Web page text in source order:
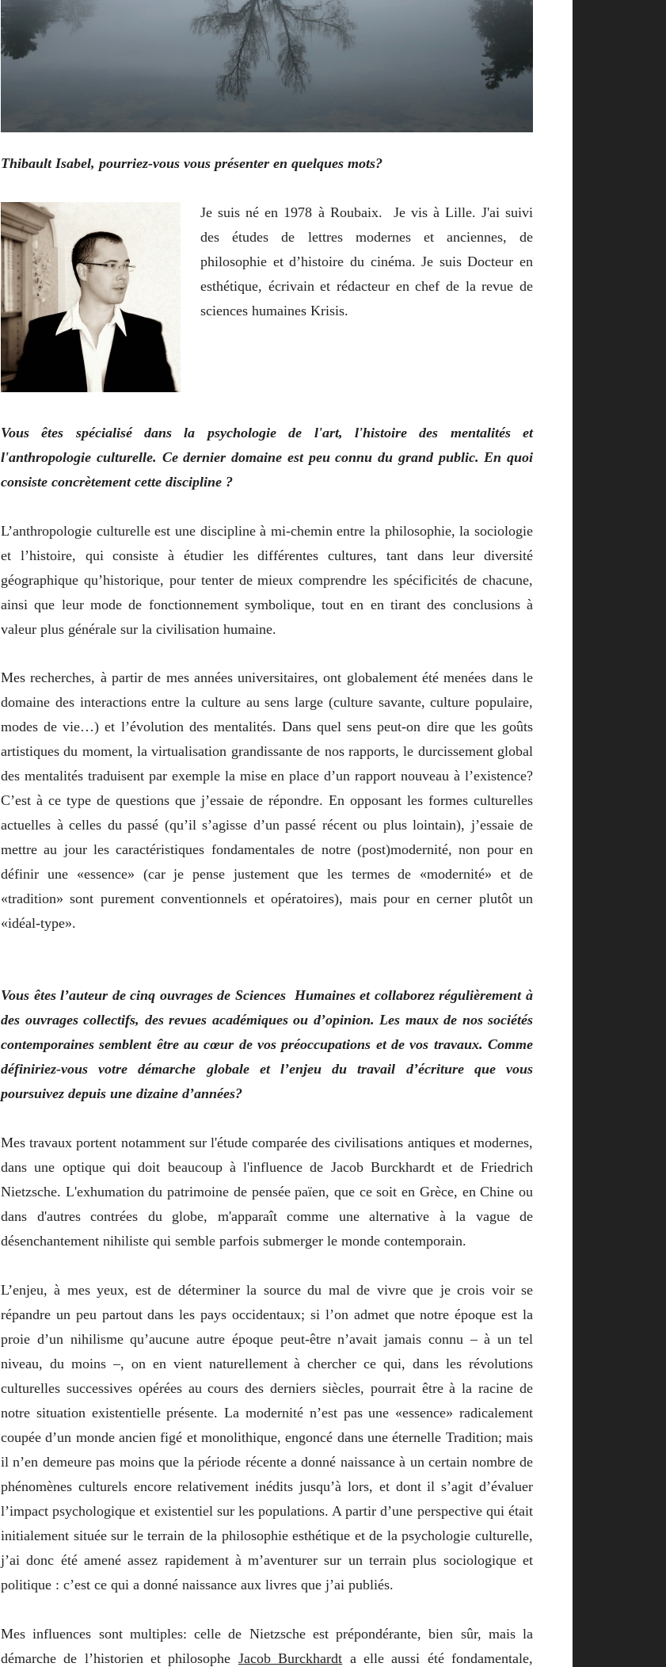
Thibault Isabel, pourriez-vous vous présenter en quelques mots?
Je suis né en 1978 à Roubaix. Je vis à Lille. J'ai suivi
des études de lettres modernes et anciennes, de
philosophie et d’histoire du cinéma. Je suis Docteur en
esthétique, écrivain et rédacteur en chef de la revue de
sciences humaines Krisis.
Vous êtes spécialisé dans la psychologie de l'art, l'histoire des mentalités et
l'anthropologie culturelle. Ce dernier domaine est peu connu du grand public. En quoi
consiste concrètement cette discipline ?
L’anthropologie culturelle est une discipline à mi-chemin entre la philosophie, la sociologie
et l’histoire, qui consiste à étudier les différentes cultures, tant dans leur diversité
géographique qu’historique, pour tenter de mieux comprendre les spécificités de chacune,
ainsi que leur mode de fonctionnement symbolique, tout en en tirant des conclusions à
valeur plus générale sur la civilisation humaine.
Mes recherches, à partir de mes années universitaires, ont globalement été menées dans le
domaine des interactions entre la culture au sens large (culture savante, culture populaire,
modes de vie…) et l’évolution des mentalités. Dans quel sens peut-on dire que les goûts
artistiques du moment, la virtualisation grandissante de nos rapports, le durcissement global
des mentalités traduisent par exemple la mise en place d’un rapport nouveau à l’existence?
C’est à ce type de questions que j’essaie de répondre. En opposant les formes culturelles
actuelles à celles du passé (qu’il s’agisse d’un passé récent ou plus lointain), j’essaie de
mettre au jour les caractéristiques fondamentales de notre (post)modernité, non pour en
définir une «essence» (car je pense justement que les termes de «modernité» et de
«tradition» sont purement conventionnels et opératoires), mais pour en cerner plutôt un
«idéal-type».
Vous êtes l’auteur de cinq ouvrages de Sciences Humaines et collaborez régulièrement à
des ouvrages collectifs, des revues académiques ou d’opinion. Les maux de nos sociétés
contemporaines semblent être au cœur de vos préoccupations et de vos travaux. Comme
définiriez-vous votre démarche globale et l’enjeu du travail d’écriture que vous
poursuivez depuis une dizaine d’années?
Mes travaux portent notamment sur l'étude comparée des civilisations antiques et modernes,
dans une optique qui doit beaucoup à l'influence de Jacob Burckhardt et de Friedrich
Nietzsche. L'exhumation du patrimoine de pensée païen, que ce soit en Grèce, en Chine ou
dans d'autres contrées du globe, m'apparaît comme une alternative à la vague de
désenchantement nihiliste qui semble parfois submerger le monde contemporain.
L’enjeu, à mes yeux, est de déterminer la source du mal de vivre que je crois voir se
répandre un peu partout dans les pays occidentaux; si l’on admet que notre époque est la
proie d’un nihilisme qu’aucune autre époque peut-être n’avait jamais connu – à un tel
niveau, du moins –, on en vient naturellement à chercher ce qui, dans les révolutions
culturelles successives opérées au cours des derniers siècles, pourrait être à la racine de
notre situation existentielle présente. La modernité n’est pas une «essence» radicalement
coupée d’un monde ancien figé et monolithique, engoncé dans une éternelle Tradition; mais
il n’en demeure pas moins que la période récente a donné naissance à un certain nombre de
phénomènes culturels encore relativement inédits jusqu’à lors, et dont il s’agit d’évaluer
l’impact psychologique et existentiel sur les populations. A partir d’une perspective qui était
initialement située sur le terrain de la philosophie esthétique et de la psychologie culturelle,
j’ai donc été amené assez rapidement à m’aventurer sur un terrain plus sociologique et
politique : c’est ce qui a donné naissance aux livres que j’ai publiés.
Mes influences sont multiples: celle de Nietzsche est prépondérante, bien sûr, mais la
démarche de l’historien et philosophe Jacob Burckhardt a elle aussi été fondamentale,